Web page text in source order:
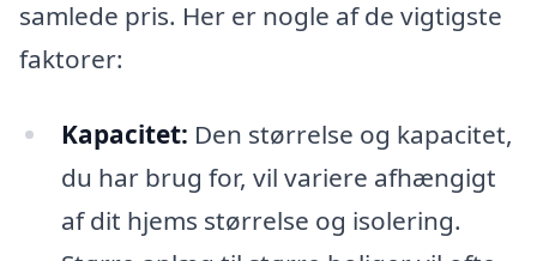
samlede pris. Her er nogle af de vigtigste
faktorer:
Kapacitet: Den størrelse og kapacitet,
du har brug for, vil variere afhængigt
af dit hjems størrelse og isolering.